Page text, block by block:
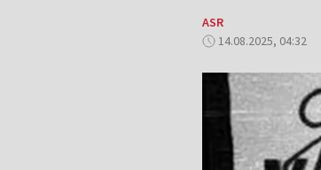
ASR
14.08.2025, 04:32